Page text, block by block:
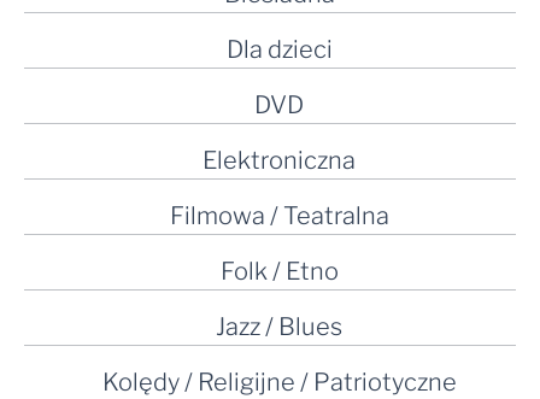
Dla dzieci
DVD
Elektroniczna
Filmowa / Teatralna
Folk / Etno
Jazz / Blues
Kolędy / Religijne / Patriotyczne